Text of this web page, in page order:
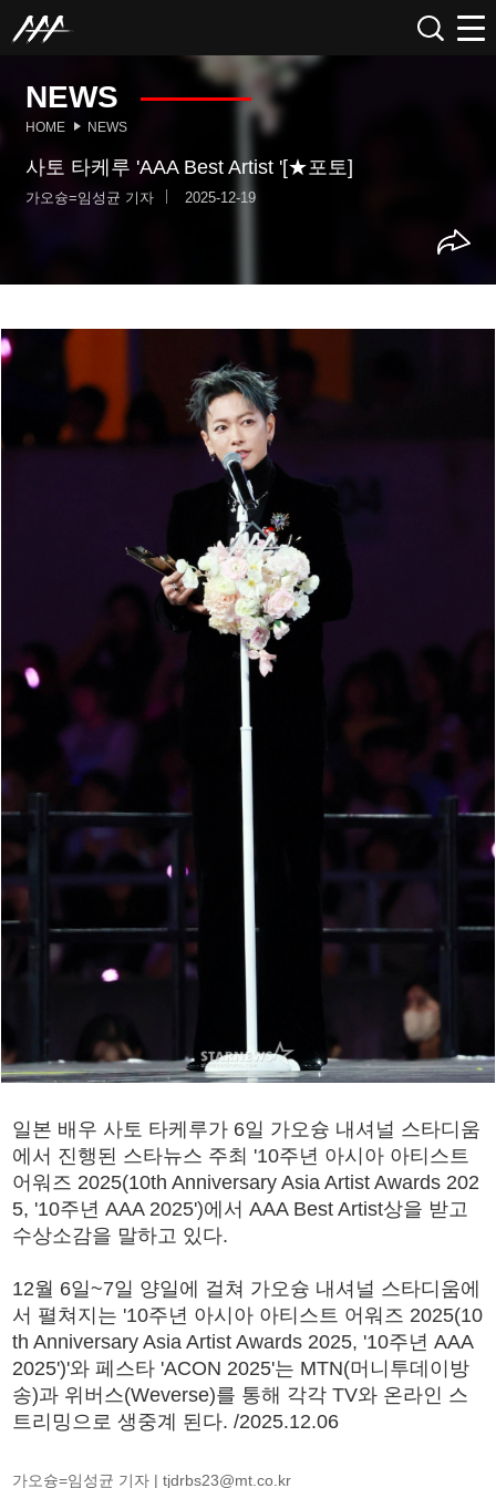
NEWS
HOME NEWS
사토 타케루 'AAA Best Artist '[★포토]
가오슝=임성균 기자 2025-12-19
일본 배우 사토 타케루가 6일 가오슝 내셔널 스타디움
에서 진행된 스타뉴스 주최 '10주년 아시아 아티스트
어워즈 2025(10th Anniversary Asia Artist Awards 202
5, '10주년 AAA 2025')에서 AAA Best Artist상을 받고
수상소감을 말하고 있다.
12월 6일~7일 양일에 걸쳐 가오슝 내셔널 스타디움에
서 펼쳐지는 '10주년 아시아 아티스트 어워즈 2025(10
th Anniversary Asia Artist Awards 2025, '10주년 AAA
2025')'와 페스타 'ACON 2025'는 MTN(머니투데이방
송)과 위버스(Weverse)를 통해 각각 TV와 온라인 스
트리밍으로 생중계 된다. /2025.12.06
가오슝=임성균 기자 |tjdrbs23@mt.co.kr